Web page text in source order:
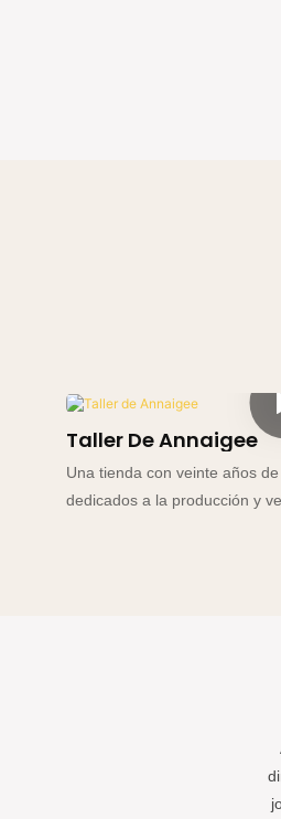
Taller De Annaigee
Una tienda con veinte años
dedicados a la producción y